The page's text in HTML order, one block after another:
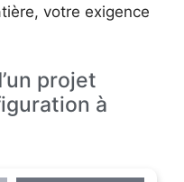
votre exigence
projet
à